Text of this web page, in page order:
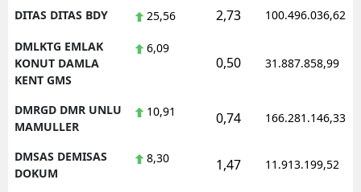
DITAS DITAS BDY 25,56 2,73 100.496.036,62
DMLKTG EMLAK
KONUT DAMLA
KENT GMS
6,09
0,50 31.887.858,99
DMRGD DMR UNLU
MAMULLER
10,91 0,74 166.281.146,33
DMSAS DEMISAS
DOKUM
8,30 1,47 11.913.199,52